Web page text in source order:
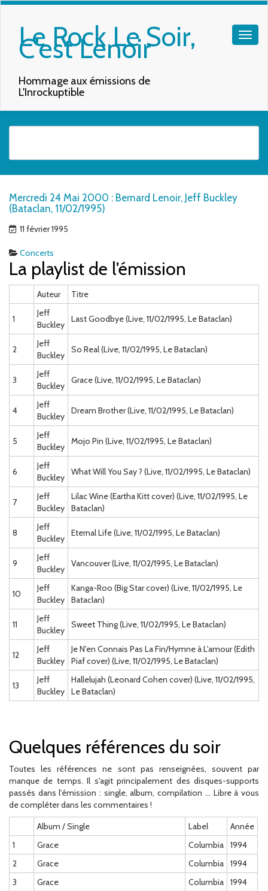
Le Rock Le Soir,
C'est Lenoir
Hommage aux émissions de
L'Inrockuptible
Mercredi 24 Mai 2000 : Bernard Lenoir, Jeff Buckley
(Bataclan, 11/02/1995)
11 février 1995
Concerts
La playlist de l'émission
Auteur Titre
1
Jeff
Buckley
Last Goodbye (Live, 11/02/1995, Le Bataclan)
2
Jeff
Buckley
So Real (Live, 11/02/1995, Le Bataclan)
3
Jeff
Buckley
Grace (Live, 11/02/1995, Le Bataclan)
4
Jeff
Buckley
Dream Brother (Live, 11/02/1995, Le Bataclan)
5
Jeff
Buckley
Mojo Pin (Live, 11/02/1995, Le Bataclan)
6
Jeff
Buckley
What Will You Say ? (Live, 11/02/1995, Le Bataclan)
7
Jeff
Buckley
Lilac Wine (Eartha Kitt cover) (Live, 11/02/1995, Le
Bataclan)
8
Jeff
Buckley
Eternal Life (Live, 11/02/1995, Le Bataclan)
9
Jeff
Buckley
Vancouver (Live, 11/02/1995, Le Bataclan)
10
Jeff
Buckley
Kanga-Roo (Big Star cover) (Live, 11/02/1995, Le
Bataclan)
11
Jeff
Buckley
Sweet Thing (Live, 11/02/1995, Le Bataclan)
12
Jeff
Buckley
Je N'en Connais Pas La Fin/Hymne à L'amour (Edith
Piaf cover) (Live, 11/02/1995, Le Bataclan)
13
Jeff
Buckley
Hallelujah (Leonard Cohen cover) (Live, 11/02/1995,
Le Bataclan)
Quelques références du soir
Toutes les références ne sont pas renseignées, souvent par
manque de temps. Il s'agit principalement des disques-supports
passés dans l'émission : single, album, compilation ... Libre à vous
de compléter dans les commentaires !
Album / Single
Label
Année
1
Grace Columbia
1994
2
Grace Columbia
1994
3
Grace Columbia
1994